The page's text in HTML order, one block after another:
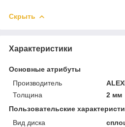
Скрыть
Характеристики
Основные атрибуты
Производитель
Толщина
2 мм
Пользовательские
Вид диска